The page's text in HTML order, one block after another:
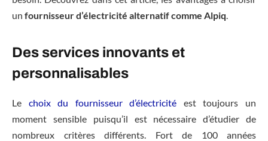
un fournisseur d’électricité alternatif comme Alpiq
Des services innovants et
personnalisables
Le choix du fournisseur d’électricité est toujours un
moment sensible puisqu’il est nécessaire d’étudier de
nombreux critères différents. Fort de 100 années